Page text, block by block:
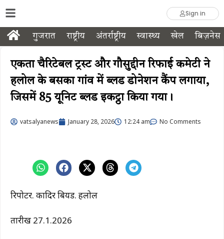
Sign in
गुजरात राष्ट्रीय अंतर्राष्ट्रीय स्वास्थ्य खेल बिज़नेस
एकता चैरिटेबल ट्रस्ट और गौसुद्दीन रिफाई कमेटी ने
हलोल के बसका गांव में ब्लड डोनेशन कैंप लगाया,
जिसमें 85 यूनिट ब्लड इकट्ठा किया गया।
vatsalyanews January 28, 2026 12:24 am No Comments
रिपोर्टर. कादिर बियर्ड. हलोल
तारीख 27.1.2026